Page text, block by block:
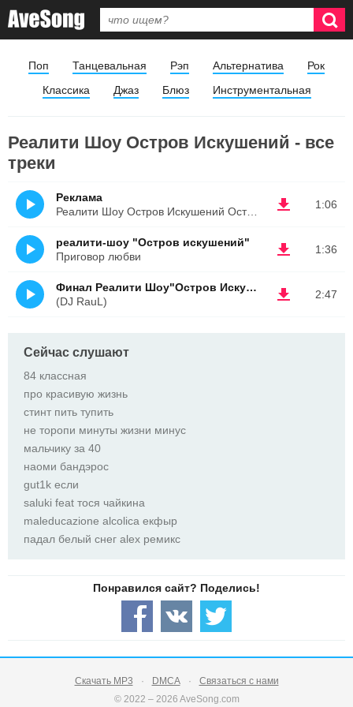
Поп Танцевальная Рэп Альтернатива
Рок
Классика
Джаз Блюз Инструментальная
Реалити Шоу Остров Искушений - все
треки
1:06
Реклама
Реалити Шоу Остров Искушений Остался 1 День
1:36
реалити-шоу "Остров искушений"
Приговор любви
2:47
Финал Реалити Шоу"Остров Искушений"
(DJ RauL)
Сейчас слушают
84 классная
про красивую жизнь
стинт пить тупить
не торопи минуты жизни минус
мальчику за 40
наоми бандэрос
gut1k если
saluki feat тося чайкина
maleducazione alcolica екфыр
падал белый снег alex ремикс
Скачать MP3 DMCA
Связаться с нами
© 2022 – 2026 AveSong.com